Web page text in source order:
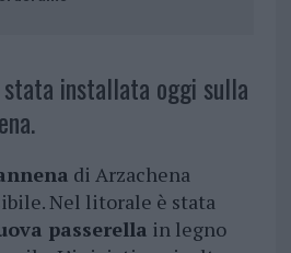
installata oggi sulla
di Arzachena
Nel litorale è stata
passerella in legno